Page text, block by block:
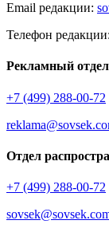
Email редакции:
Телефон редакции:
Рекламный
+7 (499) 288-00-72
Отдел
+7 (499) 288-00-72